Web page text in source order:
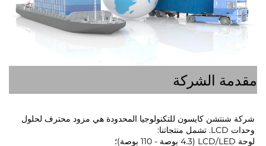
الشركة
شركة شنتشن كايسون للتكنولوجيا المحدودة هي مزود محترف لحلول